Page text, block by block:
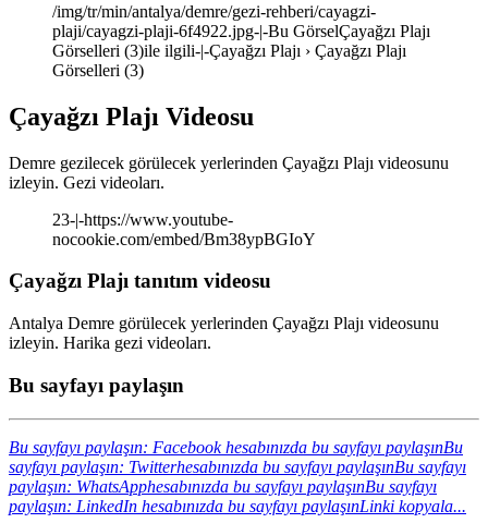
/img/tr/min/antalya/demre/gezi-rehberi/cayagzi-
plaji/cayagzi-plaji-6f4922.jpg-|-Bu GörselÇayağzı Plajı
Görselleri (3)ile ilgili-|-Çayağzı Plajı › Çayağzı Plajı
Görselleri (3)
Çayağzı Plajı Videosu
Demre gezilecek görülecek yerlerinden Çayağzı Plajı videosunu
izleyin. Gezi videoları.
23-|-https://www.youtube-
nocookie.com/embed/Bm38ypBGIoY
Çayağzı Plajı tanıtım videosu
Antalya Demre görülecek yerlerinden Çayağzı Plajı videosunu
izleyin. Harika gezi videoları.
Bu sayfayı paylaşın
Bu sayfayı paylaşın: Facebook hesabınızda bu sayfayı paylaşınBu
sayfayı paylaşın: Twitterhesabınızda bu sayfayı paylaşınBu sayfayı
paylaşın: WhatsApphesabınızda bu sayfayı paylaşınBu sayfayı
paylaşın: LinkedIn hesabınızda bu sayfayı paylaşınLinki kopyala...